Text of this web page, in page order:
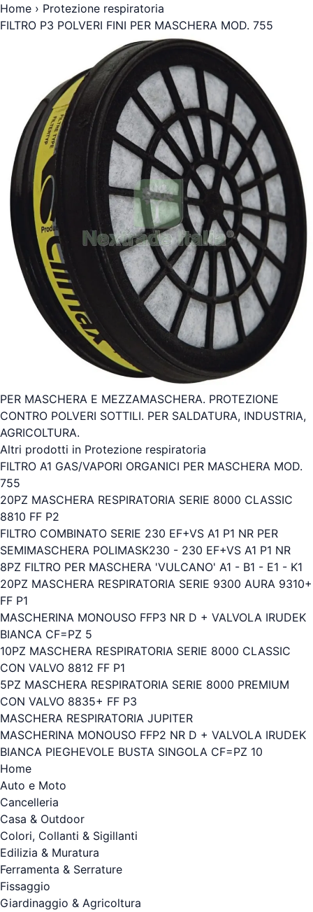
Home › Protezione respiratoria
FILTRO P3 POLVERI FINI PER MASCHERA MOD. 755
PER MASCHERA E MEZZAMASCHERA. PROTEZIONE
CONTRO POLVERI SOTTILI. PER SALDATURA, INDUSTRIA,
AGRICOLTURA.
Altri prodotti in Protezione respiratoria
FILTRO A1 GAS/VAPORI ORGANICI PER MASCHERA MOD.
755
20PZ MASCHERA RESPIRATORIA SERIE 8000 CLASSIC
8810 FF P2
FILTRO COMBINATO SERIE 230 EF+VS A1 P1 NR PER
SEMIMASCHERA POLIMASK230 - 230 EF+VS A1 P1 NR
8PZ FILTRO PER MASCHERA 'VULCANO' A1 - B1 - E1 - K1
20PZ MASCHERA RESPIRATORIA SERIE 9300 AURA 9310+
FF P1
MASCHERINA MONOUSO FFP3 NR D + VALVOLA IRUDEK
BIANCA CF=PZ 5
10PZ MASCHERA RESPIRATORIA SERIE 8000 CLASSIC
CON VALVO 8812 FF P1
5PZ MASCHERA RESPIRATORIA SERIE 8000 PREMIUM
CON VALVO 8835+ FF P3
MASCHERA RESPIRATORIA JUPITER
MASCHERINA MONOUSO FFP2 NR D + VALVOLA IRUDEK
BIANCA PIEGHEVOLE BUSTA SINGOLA CF=PZ 10
Home
Auto e Moto
Cancelleria
Casa & Outdoor
Colori, Collanti & Sigillanti
Edilizia & Muratura
Ferramenta & Serrature
Fissaggio
Giardinaggio & Agricoltura